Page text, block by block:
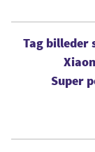
Tag billeder
Super